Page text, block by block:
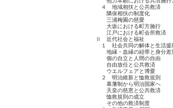
４ 地域相扶と公共救済
隣保相扶の制度化
三浦梅園の慈愛
大坂における町方施行
江戸における町会所救済
Ⅱ 近代社会と福祉
１ 社会共同の解体と生活援
地縁・血縁の紐帯と身分差
個の自立と人間の自由
自由放任と公共救済
ウエルフェアと博愛
２ 明治維新と恤救規則
幕藩制から明治国家へ
天皇の慈恵と公共救済
恤救規則の成立
その他の救済制度